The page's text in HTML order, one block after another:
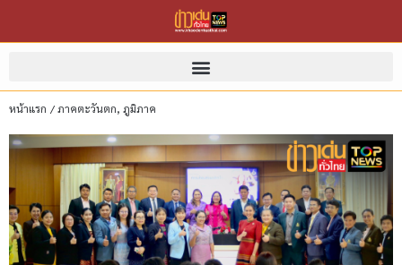
หน้าแรก /ภาคตะวันตก, ภูมิภาค